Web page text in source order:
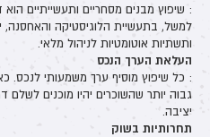
: שיפוץ מבנים מסחריים ותעשייתיים
למשל, בתעשיית הלוגיסטיקה והאחסנה,
ותשתיות אוטומטיות לניהול מלאי.
העלאת הערך הנכס
: כל שיפוץ מוסיף ערך משמעותי לנכס.
גבוה יותר שהשוכרים יהיו מוכנים לשלם
יציבה.
תחרותיות בשוק